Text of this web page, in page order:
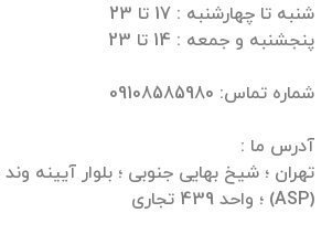
تهران ؛ شیخ بهایی جنوبی ؛ بلوار آیینه
(ASP) ؛ واحد 439 تجاری